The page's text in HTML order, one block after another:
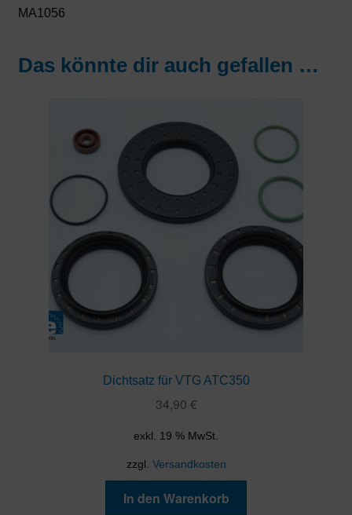
MA1056
Das könnte dir auch gefallen …
Dichtsatz für VTG ATC350
34,90 €
exkl. 19 % MwSt.
zzgl. Versandkosten
In den Warenkorb